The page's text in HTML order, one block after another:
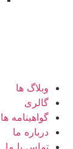
وبلاگ ها
گالری
گواهینامه ها
درباره ما
تماس با ما